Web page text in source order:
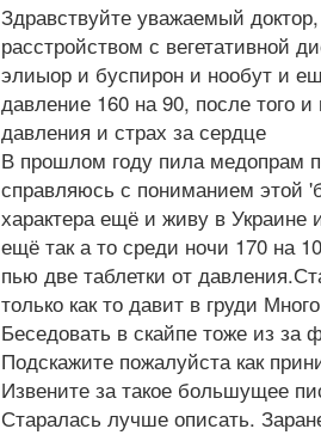
Здравствуйте уважаемый
расстройством с вегетативной
элиыор и буспирон и нообут и
давление 160 на 90, после того
давления и страх за сердце
В прошлом году пила медопрам
справляюсь с пониманием этой
характера ещё и живу в
ещё так а то среди ночи 170 на
пью две таблетки от
только как то давит в груди
Беседовать в скайпе тоже из за
Подскажите пожалуйста как
Извените за такое большущее
Старалась лучше описать.